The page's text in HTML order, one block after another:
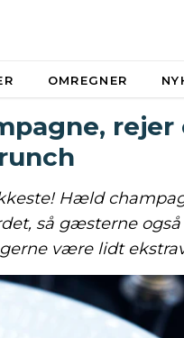
OMREGNER
rejer
Hæld
så gæsterne
være lidt